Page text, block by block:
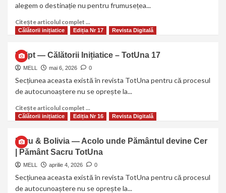
alegem o destinație nu pentru frumusețea...
Citește articolul complet ...
Călătorii inițiatice Ediția Nr 17 Revista Digitală
Egipt — Călătorii Inițiatice – TotUna 17
MELL mai 6, 2026 0
Secțiunea aceasta există în revista TotUna pentru că procesul
de autocunoaștere nu se oprește la...
Citește articolul complet ...
Călătorii inițiatice Ediția Nr 16 Revista Digitală
Peru & Bolivia — Acolo unde Pământul devine Cer
| Pământ Sacru TotUna
MELL aprilie 4, 2026 0
Secțiunea aceasta există în revista TotUna pentru că procesul
de autocunoaștere nu se oprește la...